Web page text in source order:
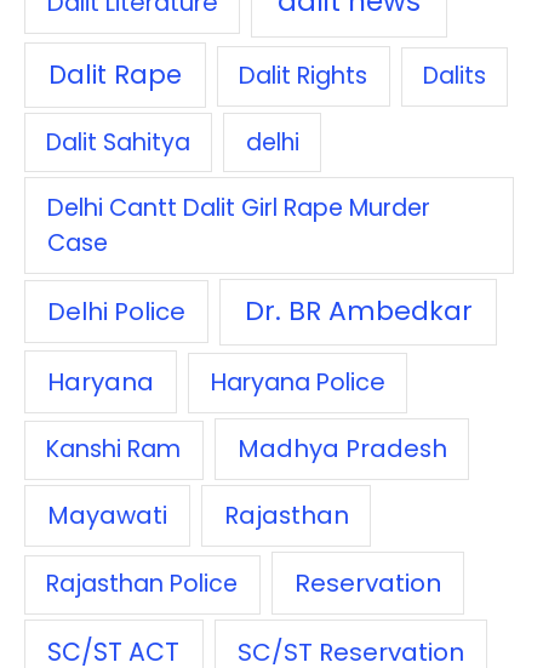
Dalit Rape Dalit Rights Dalits
Dalit Sahitya delhi
Delhi Cantt Dalit Girl Rape Murder
Case
Delhi Police Dr. BR Ambedkar
Haryana Haryana Police
Kanshi Ram
Madhya Pradesh
Mayawati
Rajasthan
Rajasthan Police Reservation
SC/ST ACT SC/ST Reservation